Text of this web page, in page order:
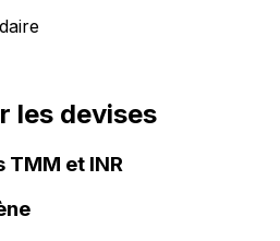
les devises
TMM et INR